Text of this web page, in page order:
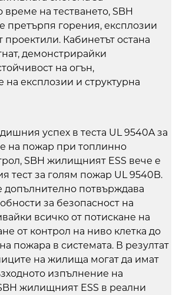
на тестването, SBH
претърпя горения, експлозии
проектили. Кабинетът остана
демонстрирайки
на огън,
на експлозии и структурна
успех в теста UL 9540A за
на пожар при топлинно
SBH жилищният ESS вече е
тест за голям пожар UL 9540B.
допълнително потвърждава
за безопасност на
всичко от потискане на
от контрол на ниво клетка до
пожара в системата. В резултат
на жилища могат да имат
изпълнение на
жилищният ESS в реални